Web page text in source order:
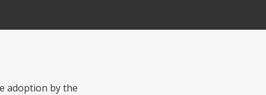
adoption by the